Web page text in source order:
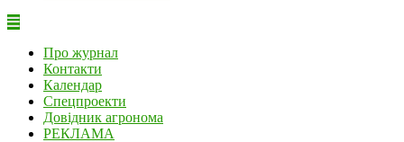
Про журнал
Контакти
Календар
Спецпроекти
Довідник агронома
РЕКЛАМА